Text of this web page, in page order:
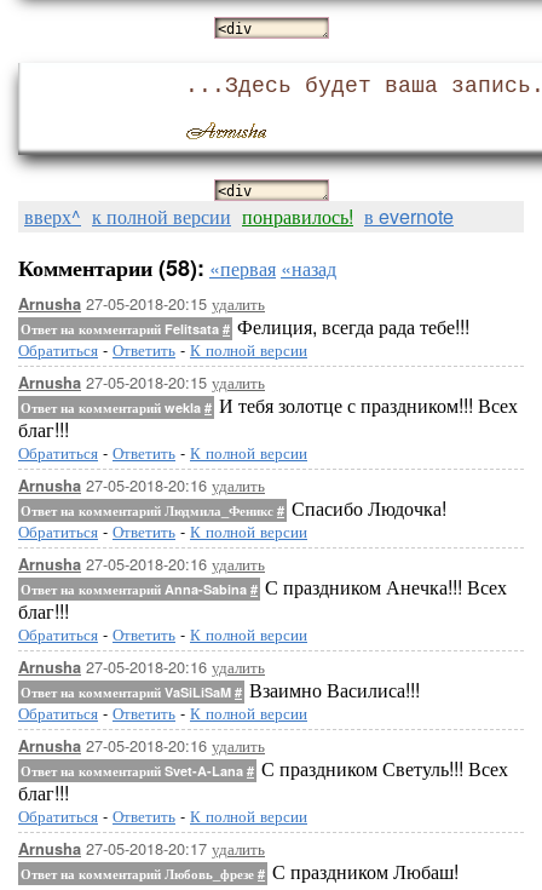
...Здесь будет ваша
вверх^ к полной версии понравилось! в evernote
Комментарии (58): «первая «назад
Arnusha 27-05-2018-20:15 удалить
Ответ на комментарий Felitsata # Фелиция, всегда рада тебе!!!
Обратиться - Ответить - К полной версии
Arnusha 27-05-2018-20:15 удалить
Ответ на комментарий wekla # И тебя золотце с праздником!!! Всех
благ!!!
Обратиться - Ответить - К полной версии
Arnusha 27-05-2018-20:16 удалить
Ответ на комментарий Людмила_Феникс # Спасибо Людочка!
Обратиться - Ответить - К полной версии
Arnusha 27-05-2018-20:16 удалить
Ответ на комментарий Anna-Sabina # С праздником Анечка!!! Всех
благ!!!
Обратиться - Ответить - К полной версии
Arnusha 27-05-2018-20:16 удалить
Ответ на комментарий VaSiLiSaM # Взаимно Василиса!!!
Обратиться - Ответить - К полной версии
Arnusha 27-05-2018-20:16 удалить
Ответ на комментарий Svet-A-Lana # С праздником Светуль!!! Всех
благ!!!
Обратиться - Ответить - К полной версии
Arnusha 27-05-2018-20:17 удалить
Ответ на комментарий Любовь_фрезе # С праздником Любаш!